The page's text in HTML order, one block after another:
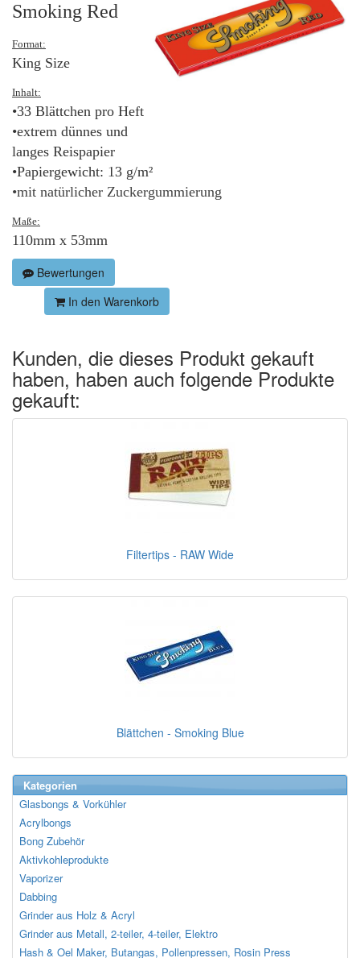
Smoking Red
Format:
King Size
Inhalt:
•33 Blättchen pro Heft
•extrem dünnes und
langes Reispapier
•Papiergewicht: 13 g/m²
•mit natürlicher Zuckergummierung
Maße:
110mm x 53mm
Bewertungen
In den Warenkorb
Kunden, die dieses Produkt gekauft
haben, haben auch folgende Produkte
gekauft:
Filtertips - RAW Wide
Blättchen - Smoking Blue
Kategorien
Glasbongs & Vorkühler
Acrylbongs
Bong Zubehör
Aktivkohleprodukte
Vaporizer
Dabbing
Grinder aus Holz & Acryl
Grinder aus Metall, 2-teiler, 4-teiler, Elektro
Hash & Oel Maker, Butangas, Pollenpressen, Rosin Press